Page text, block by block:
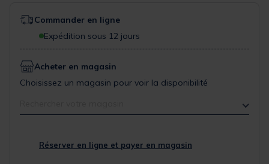
Commander en ligne
Expédition sous 12 jours
Acheter en magasin
Choisissez un magasin pour voir la disponibilité
Réserver en ligne et payer en magasin